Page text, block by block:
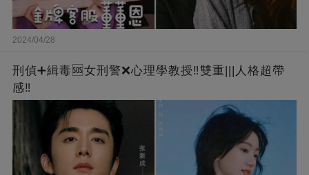
2024/04/28
刑偵➕緝毒🆘女刑警❌心理學教授‼️雙重|||人格超帶
感‼️